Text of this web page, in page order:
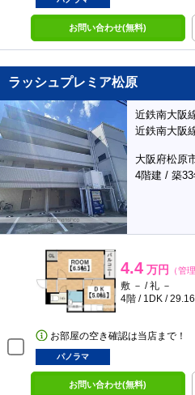
お問い合わせ(無料)
ラッシュプレミア松原
近鉄南大阪
近鉄南大阪
大阪府松原
4階建 / 築
4.4 万円 （管
敷 － / 礼 －
4階 / 1DK /
お部屋の空き確認は当店まで！
パノラマ
お問い合わせ(無料)